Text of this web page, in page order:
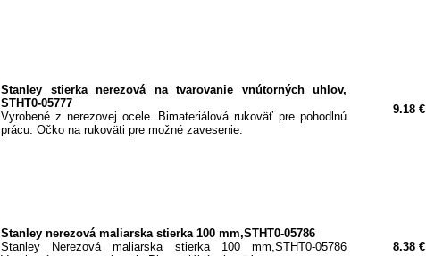
Stanley stierka nerezová na tvarovanie vnútorných uhlov,
STHT0-05777
Vyrobené z nerezovej ocele. Bimateriálová rukoväť pre pohodlnú
prácu. Očko na rukoväti pre možné zavesenie.
9.18 €
Stanley nerezová maliarska stierka 100 mm,STHT0-05786
Stanley Nerezová maliarska stierka 100 mm,STHT0-05786
8.38 €